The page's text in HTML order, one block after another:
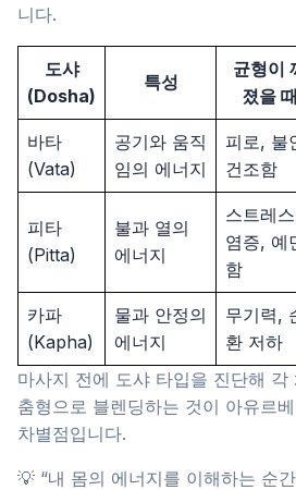
니다.
도샤
(Dosha)
특성
균형이
졌을 때
바타
(Vata)
공기와 움직
임의 에너지
피로, 불
건조함
피타
(Pitta)
불과 열의
에너지
스트레
염증, 예
함
카파
(Kapha)
물과 안정의
에너지
무기력,
환 저하
마사지 전에 도샤 타입을 진단해
춤형으로 블렌딩하는 것이 아유르
차별점입니다.
💡 “내 몸의 에너지를 이해하는 순